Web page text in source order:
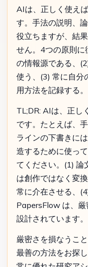
AIは、正しく使え
す。手法の説明、
役立ちますが、結
せん。4つの原則に
の情報源である、
使う、(3) 常に自分
用方法を記録する。
TL;DR: AIは、正し
です。たとえば、
ラインの下書きに
造するために使っ
てください。(1) 論
は創作ではなく変
常に介在させる、
PapersFlow は、
設計されています。
厳密さを損なうこ
最善の方法をお探